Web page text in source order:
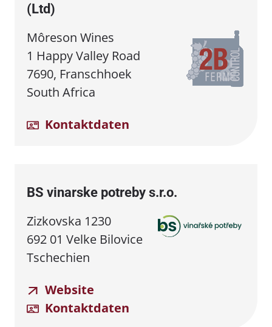
(Ltd)
Môreson Wines
1 Happy Valley Road
7690, Franschhoek
South Africa
Kontaktdaten
BS vinarske potreby s.r.o.
Zizkovska 1230
692 01 Velke Bilovice
Tschechien
Website
Kontaktdaten